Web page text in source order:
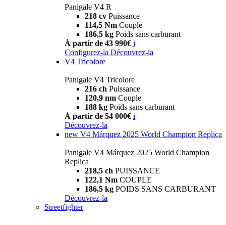
Panigale V4 R
218 cv Puissance
114,5 Nm Couple
186,5 kg Poids sans carburant
À partir de 43 990€ i
Configurez-la Découvrez-la
V4 Tricolore
Panigale V4 Tricolore
216 ch Puissance
120,9 nm Couple
188 kg Poids sans carburant
À partir de 54 000€ i
Découvrez-la
new V4 Márquez 2025 World Champion Replica
Panigale V4 Márquez 2025 World Champion
Replica
218,5 ch PUISSANCE
122,1 Nm COUPLE
186,5 kg POIDS SANS CARBURANT
Découvrez-la
Streetfighter